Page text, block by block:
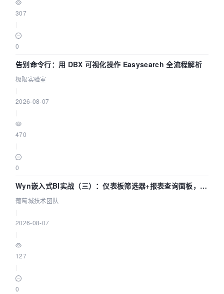
307
0
告别命令行：用 DBX 可视化操作 Easysearch 全流程解析
极限实验室
2026-08-07
470
0
Wyn嵌入式BI实战（三）：仪表板筛选器+报表查询面板，参
数联动全闭环
葡萄城技术团队
2026-08-07
127
0